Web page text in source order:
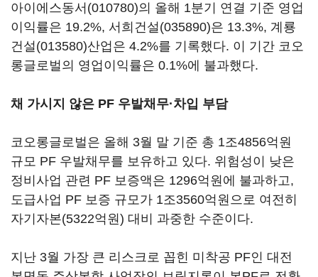
아이에스동서(010780)의 올해 1분기 연결 기준 영업
이익률은 19.2%, 서희건설(035890)은 13.3%, 계룡
건설(013580)산업은 4.2%를 기록했다. 이 기간 코오
롱글로벌의 영업이익률은 0.1%에 불과했다.
채 가시지 않은 PF 우발채무·차입 부담
코오롱글로벌은 올해 3월 말 기준 총 1조4856억원
규모 PF 우발채무를 보유하고 있다. 위험성이 낮은
정비사업 관련 PF 보증액은 1296억원에 불과하고,
도급사업 PF 보증 규모가 1조3560억원으로 여전히
자기자본(5322억원) 대비 과중한 수준이다.
지난 3월 가장 큰 리스크로 꼽힌 미착공 PF인 대전